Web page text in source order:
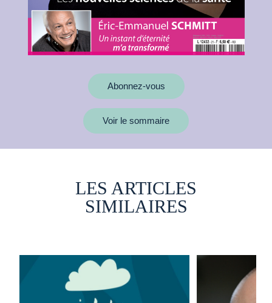
Abonnez-vous
Voir le sommaire
LES ARTICLES
SIMILAIRES